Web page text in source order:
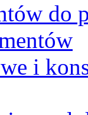
do
i